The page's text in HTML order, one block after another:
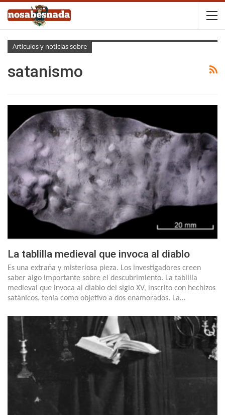
Artículos y noticias sobre
satanismo
La tablilla medieval que invoca al diablo
Es una extraña y misteriosa pieza. Los investigadores creen
saber algo importante sobre el descubrimiento. La tablilla
medieval que invoca al diablo del siglo XV, inscrito con hechizos
satánicos, tenía como objetivo a dos enamorados. La…